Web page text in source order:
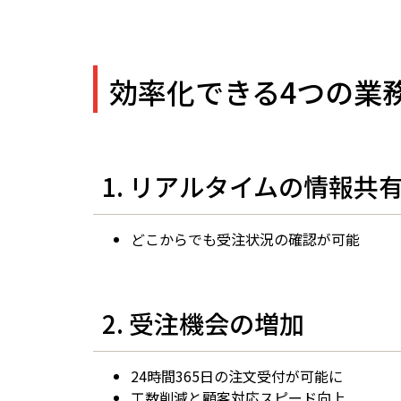
効率化できる4つの業
1. リアルタイムの情報共
どこからでも受注状況の確認が可能
2. 受注機会の増加
24時間365日の注文受付が可能に